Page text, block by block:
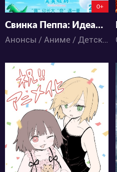
0+
Свинка Пеппа: Идеальные каникулы
Анонсы / Аниме / Детское / Приключения
86
0 0